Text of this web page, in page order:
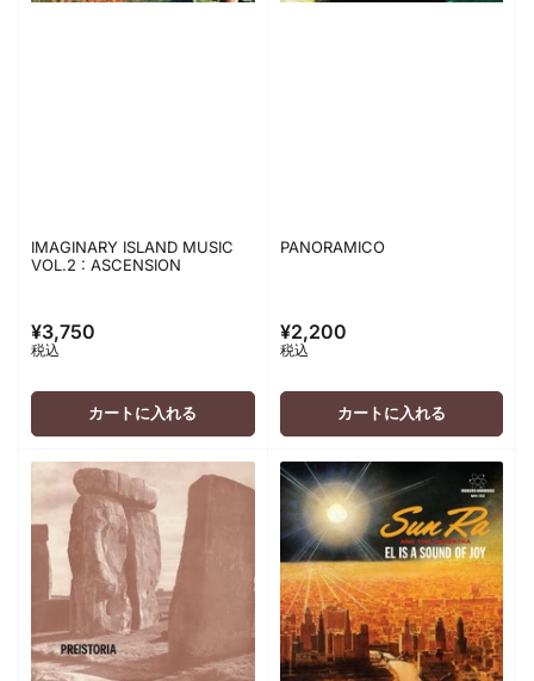
IMAGINARY ISLAND MUSIC
VOL.2 : ASCENSION
通
常
価
¥3,750
税込
カートに入れる
PANORAMICO
通
常
価
¥2,200
税込
カートに入れる